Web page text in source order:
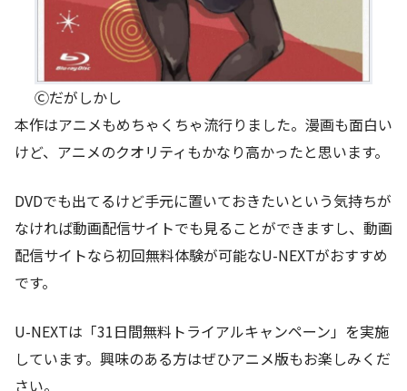
Ⓒだがしかし
本作はアニメもめちゃくちゃ流行りました。漫画も面白い
けど、アニメのクオリティもかなり高かったと思います。
DVDでも出てるけど手元に置いておきたいという気持ちが
なければ動画配信サイトでも見ることができますし、動画
配信サイトなら初回無料体験が可能なU-NEXTがおすすめ
です。
U-NEXTは「31日間無料トライアルキャンペーン」を実施
しています。興味のある方はぜひアニメ版もお楽しみくだ
さい。